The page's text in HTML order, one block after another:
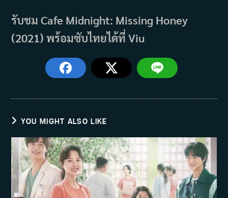
รับชม Cafe Midnight: Missing Honey
(2021) พร้อมซับไทยได้ที่ Viu
YOU MIGHT ALSO LIKE